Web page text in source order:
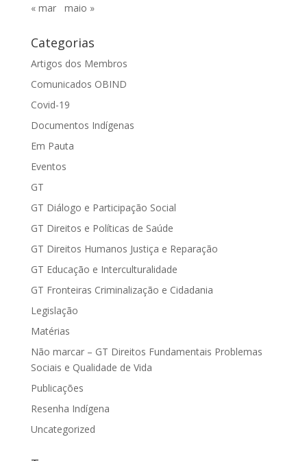
« mar
maio »
Categorias
Artigos dos Membros
Comunicados OBIND
Covid-19
Documentos Indígenas
Em Pauta
Eventos
GT
GT Diálogo e Participação Social
GT Direitos e Políticas de Saúde
GT Direitos Humanos Justiça e Reparação
GT Educação e Interculturalidade
GT Fronteiras Criminalização e Cidadania
Legislação
Matérias
Não marcar – GT Direitos Fundamentais Problemas
Sociais e Qualidade de Vida
Publicações
Resenha Indígena
Uncategorized